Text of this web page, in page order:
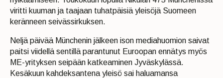
viritti kuuman ja taajaan tuhatpäisiä yleisöjä Suomeen
keränneen seivässirkuksen.
Neljä päivää Münchenin jälkeen ison mediahuomion saivat
paitsi viidellä sentillä parantunut Euroopan ennätys myös
ME-yrityksen seipään katkeaminen Jyväskylässä.
Kesäkuun kahdeksantena yleisö sai haluamansa